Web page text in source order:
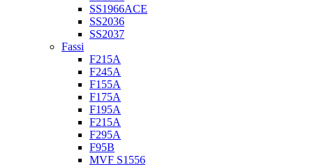
SS1966ACE
SS2036
SS2037
Fassi
F215A
F245A
F155A
F175A
F195A
F215A
F295A
F95B
MVF S1556